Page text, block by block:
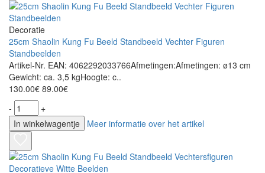
Decoratie
25cm Shaolin Kung Fu Beeld Standbeeld Vechter Figuren
Standbeelden
Artikel-Nr. EAN: 4062292033766Afmetingen:Afmetingen: ø13 cm
Gewicht: ca. 3,5 kgHoogte: c..
130.00€ 89.00€
-
+
In winkelwagentje
Meer informatie over het artikel